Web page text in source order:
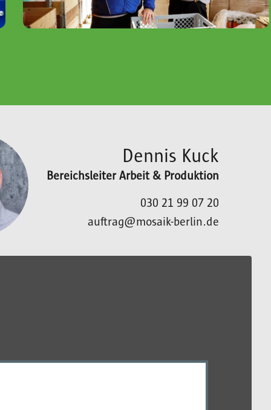
Dennis Kuck
Bereichsleiter Arbeit & Produktion
030 21 99 07 20
auftrag@mosaik-berlin.de